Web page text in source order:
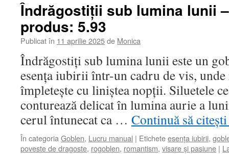
Îndrăgostiții sub lumina lunii
produs: 5.93
Publicat în 11 aprilie 2025de Monica
Îndrăgostiți sub lumina lunii este un
esența iubirii într-un cadru de vis,
împletește cu liniștea nopții. Siluetele
conturează delicat în lumina aurie a
cerul întunecat ca … Continuă să
În categoria Goblen, Lucru manual | Eticheteesența iubirii,
poveste de dragoste, rogoblen, romantism, visare și pasiune |